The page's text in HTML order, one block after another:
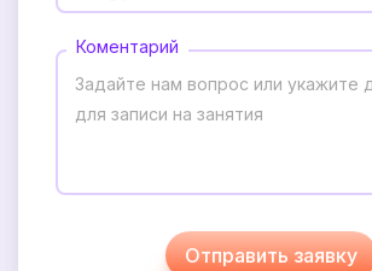
Коментарий
Отправить заявку